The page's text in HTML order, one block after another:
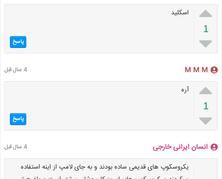

1

اسکلید
پاسخ
M M M 4 سال قبل

1

آره
پاسخ
انسان ایرانی خارجی 4 سال قبل
یکروسکوپ های قدیمی ساده بودند و به جای لامپ از اینه استفاده